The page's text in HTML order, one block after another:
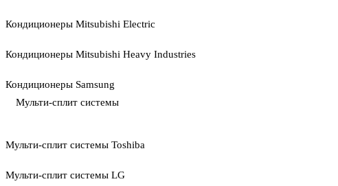
Кондиционеры Mitsubishi Electric
Кондиционеры Mitsubishi Heavy Industries
Кондиционеры Samsung
Мульти-сплит системы
Мульти-сплит системы Toshiba
Мульти-сплит системы LG